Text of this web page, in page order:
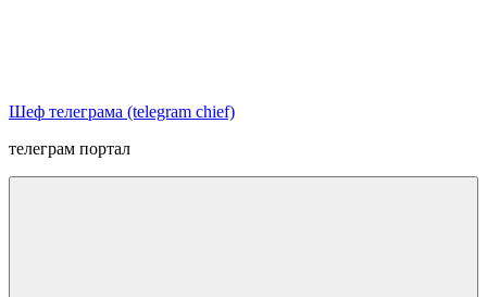
Шеф телеграма (telegram chief)
телеграм портал